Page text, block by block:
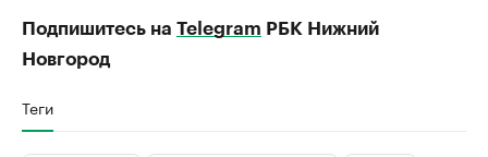
Подпишитесь на Telegram РБК Нижний
Новгород
Теги